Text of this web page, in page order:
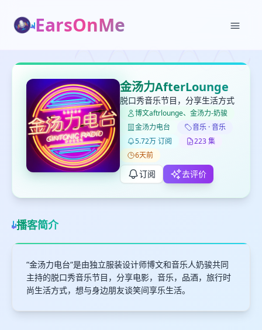
EarsOnMe
金汤力AfterLounge
脱口秀音乐节目，分享生活方式
博文aftrlounge、金汤力-奶骏
金汤力电台
音乐 · 音乐
5.72万 订阅
223 集
6天前
订阅 去评价
播客简介
“金汤力电台“是由独立服装设计师博文和音乐人奶骏共同
主持的脱口秀音乐节目，分享电影，音乐，品酒，旅行时
尚生活方式，想与身边朋友谈笑间享乐生活。
✕
打分
键盘下留人
✕
删除确认
确认删除
✕
加入播单
创建